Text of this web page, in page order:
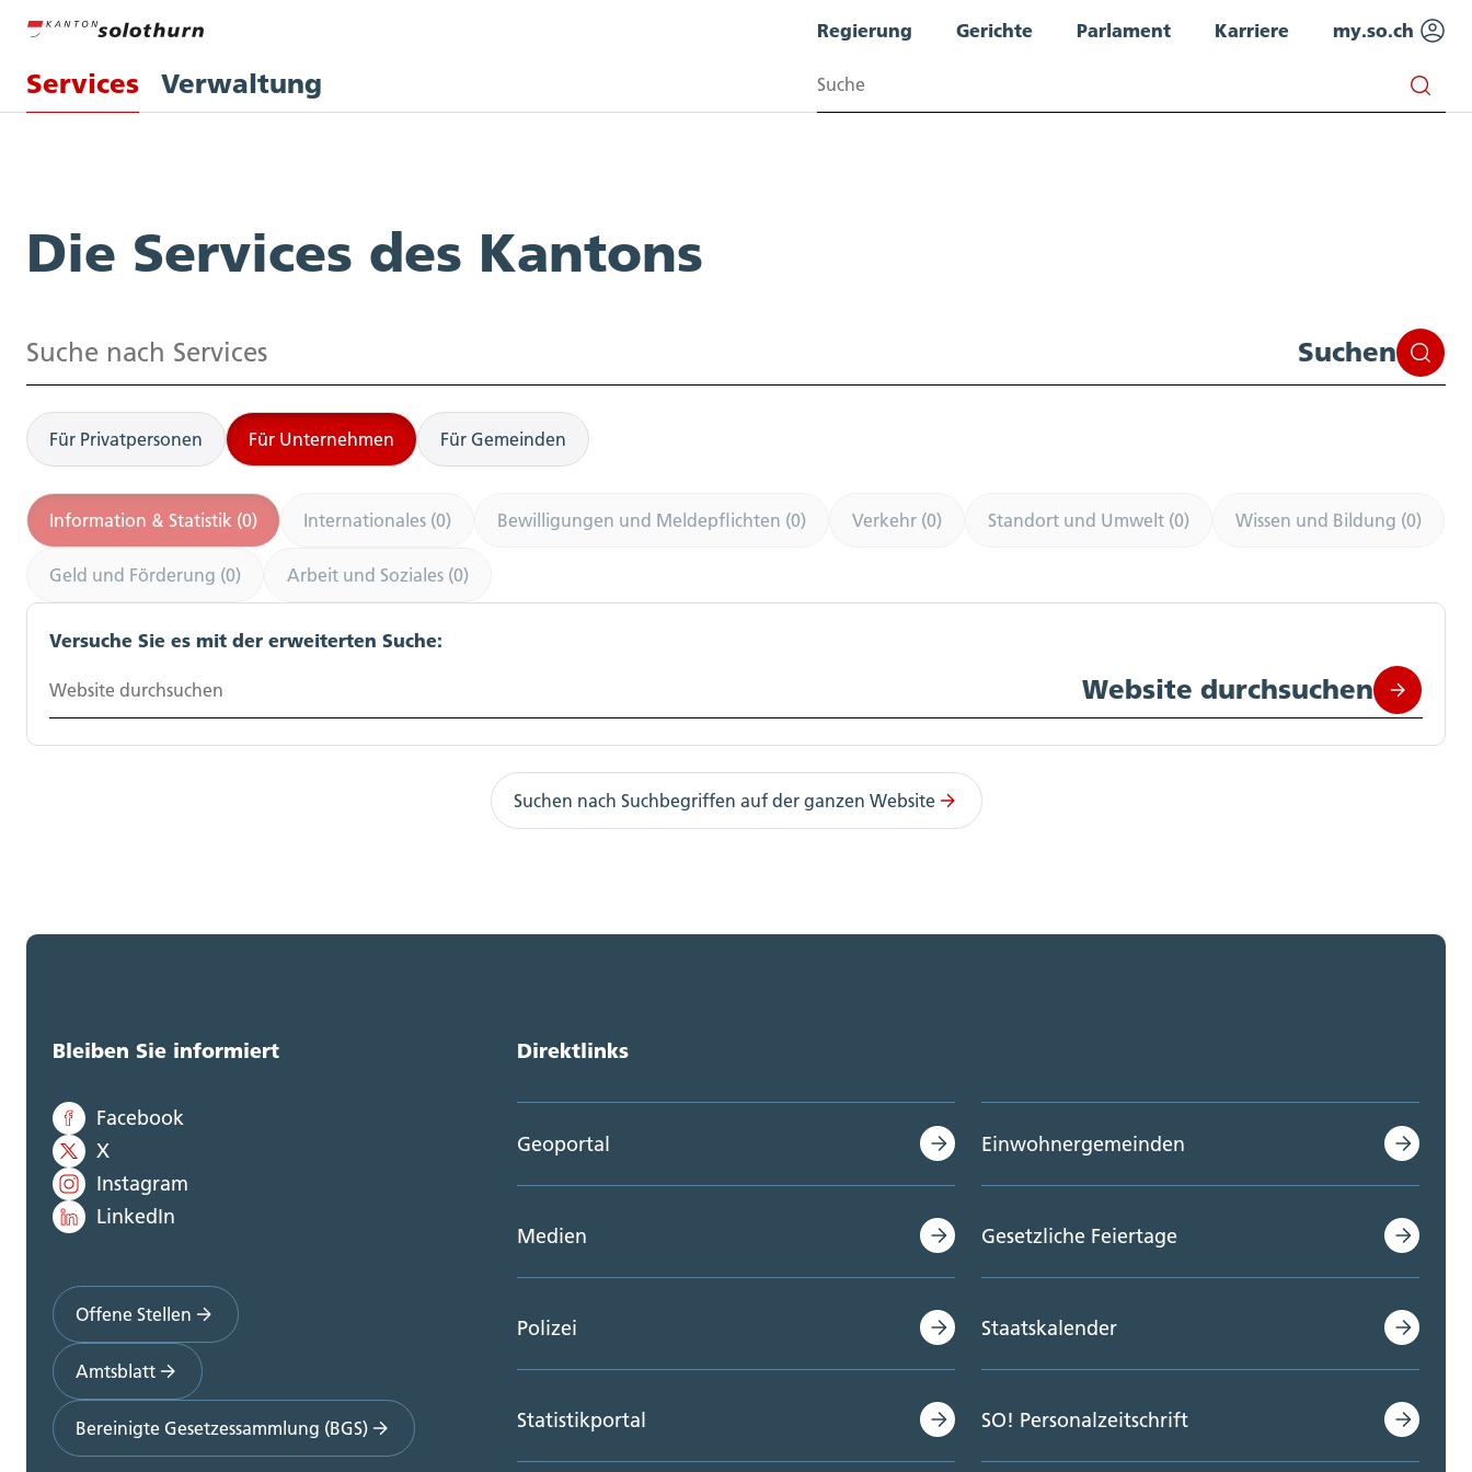
Services Verwaltung
Regierung Gerichte Parlament Karriere my.so.ch
Suchen
Die Services des Kantons
Suchen Suchen
Für Privatpersonen Für Unternehmen Für Gemeinden
Information & Statistik (0) Internationales (0) Bewilligungen und Meldepflichten (0) Verkehr (0) Standort und Umwelt (0) Wissen und Bildung (0)
Geld und Förderung (0) Arbeit und Soziales (0)
Versuche Sie es mit der erweiterten Suche:
Website durchsuchen Website durchsuchen
Suchen nach Suchbegriffen auf der ganzen Website
Bleiben Sie informiert
Facebook
X
Instagram
LinkedIn
Offene Stellen
Amtsblatt
Bereinigte Gesetzessammlung (BGS)
Direktlinks
Geoportal
Medien
Polizei
Statistikportal
Einwohnergemeinden
Gesetzliche Feiertage
Staatskalender
SO! Personalzeitschrift